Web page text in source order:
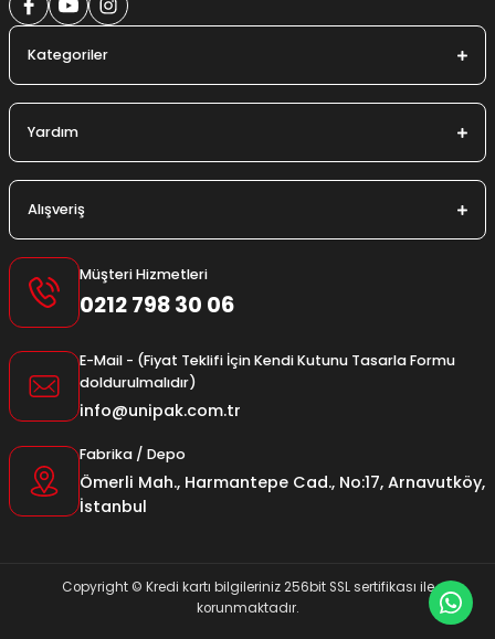
Kategoriler
Yardım
Alışveriş
Müşteri Hizmetleri
0212 798 30 06
E-Mail - (Fiyat Teklifi İçin Kendi Kutunu Tasarla Formu
doldurulmalıdır)
info@unipak.com.tr
Fabrika / Depo
Ömerli Mah., Harmantepe Cad., No:17, Arnavutköy,
İstanbul
Copyright © Kredi kartı bilgileriniz 256bit SSL sertifikası ile
korunmaktadır.